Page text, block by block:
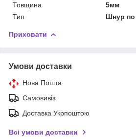
Товщина
5мм
Тип
Шнур по
Приховати
Умови доставки
Нова Пошта
Самовивіз
Доставка Укрпоштою
Всі умови доставки